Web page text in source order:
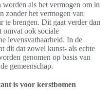
als het vermogen om in
zonder het vermogen van
te brengen. Dit gaat verder dan
omvat ook sociale
levensvatbaarheid. In de
dit dat zowel kunst- als echte
genomen op basis van
gemeenschap.
is voor kerstbomen